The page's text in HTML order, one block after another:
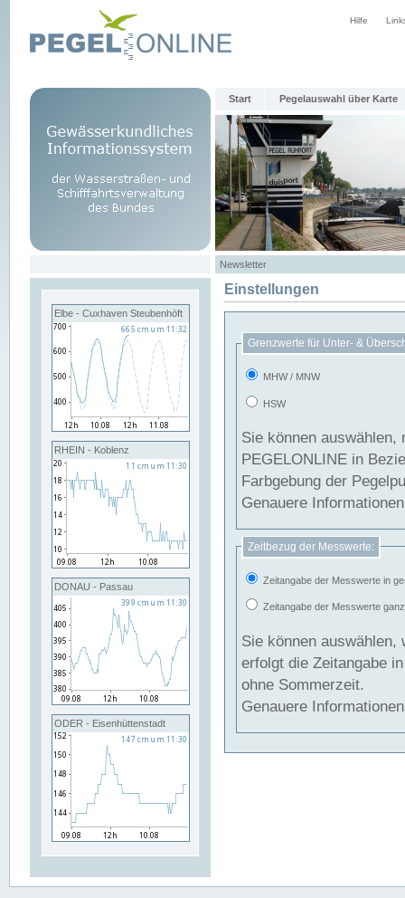
Hilfe
Start Pegelauswahl über Karte
Newsletter
Elbe - Cuxhaven Steubenhöft
RHEIN - Koblenz
DONAU - Passau
ODER - Eisenhüttenstadt
Einstellungen
Grenzwerte für Unter- &
MHW / MNW
HSW
Sie können
PEGELONLINE in Beziehung
Farbgebung der
Genauere
Zeitbezug der Messwerte:
Zeitangabe der Messwerte in
Zeitangabe der Messwerte
Sie können auswählen,
erfolgt die Zeitangabe
ohne Sommerzeit.
Genauere